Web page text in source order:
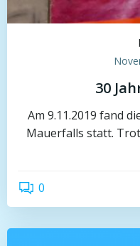
30
Am 9.11.2019 fand
Mauerfalls statt.
0